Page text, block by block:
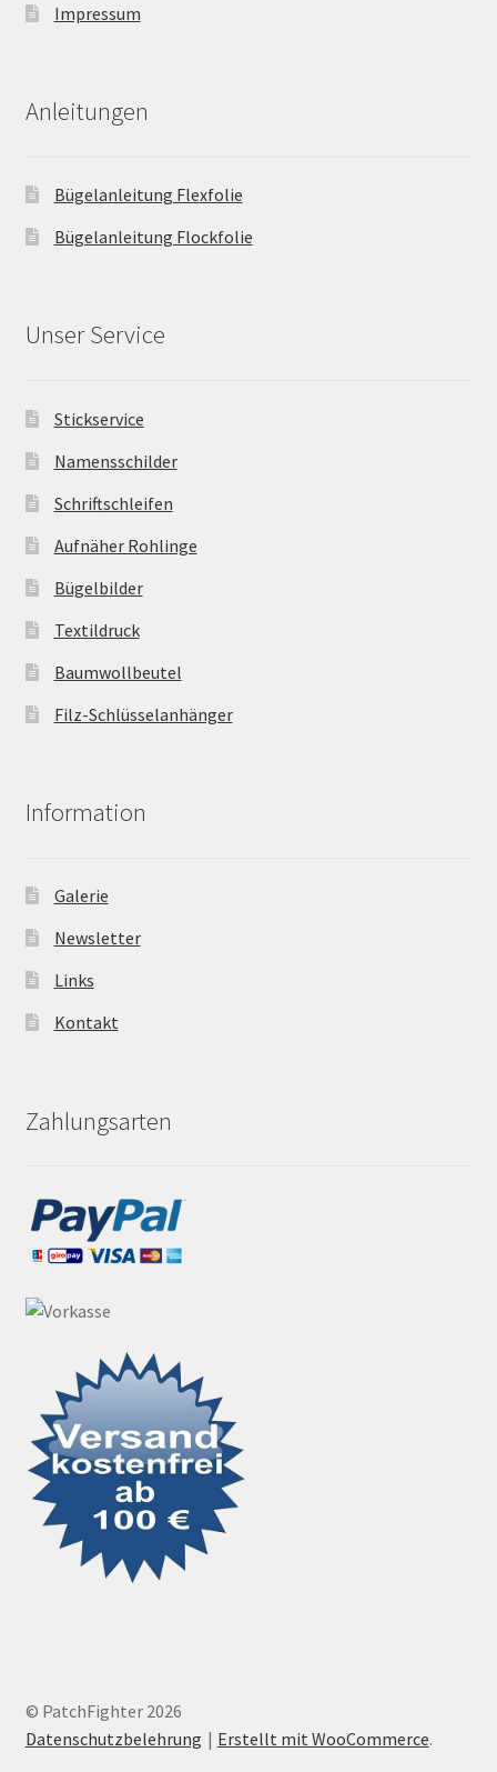
Impressum
Anleitungen
Bügelanleitung Flexfolie
Bügelanleitung Flockfolie
Unser Service
Stickservice
Namensschilder
Schriftschleifen
Aufnäher Rohlinge
Bügelbilder
Textildruck
Baumwollbeutel
Filz-Schlüsselanhänger
Information
Galerie
Newsletter
Links
Kontakt
Zahlungsarten
© PatchFighter 2026
Datenschutzbelehrung
Erstellt mit WooCommerce.